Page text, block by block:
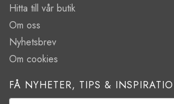
Hitta till vår butik
Om oss
Nyhetsbrev
Om cookies
FÅ NYHETER, TIPS &